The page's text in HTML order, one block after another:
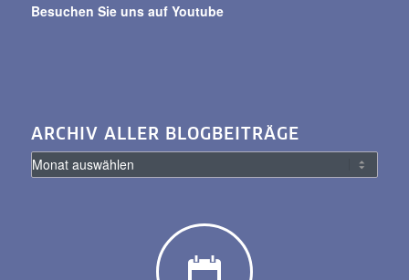
Besuchen Sie uns auf Youtube
ARCHIV ALLER BLOGBEITRÄGE